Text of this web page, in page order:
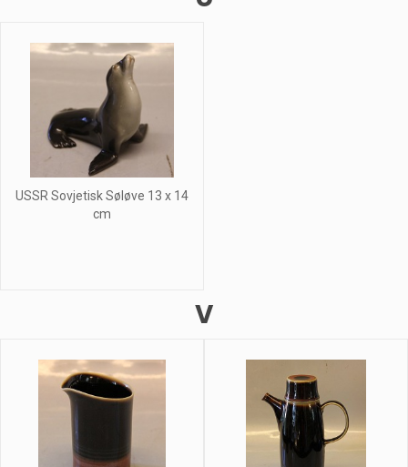
USSR Sovjetisk Søløve 13 x 14
cm
V